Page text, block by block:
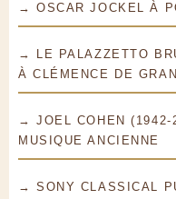
→ OSCAR JOCKEL À
→ LE PALAZZETTO
À CLÉMENCE DE
→ JOEL COHEN
MUSIQUE ANCIENNE
→ SONY CLASSICAL